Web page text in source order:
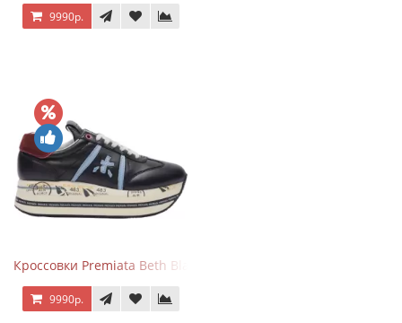
9990р.
Кроссовки Premiata Beth Black Blue
9990р.